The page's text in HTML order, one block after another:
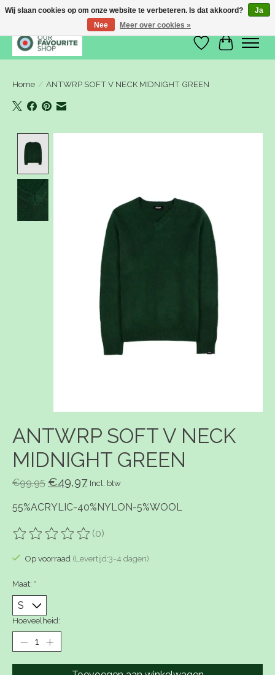
Verlanglijst
Home / ANTWRP SOFT V NECK MIDNIGHT GREEN
ANTWRP SOFT V NECK
MIDNIGHT GREEN
€99,95 €49,97 Incl. btw
55%ACRYLIC-40%NYLON-5%WOOL
De beoordeling van dit product is
(0)
Op voorraad (Levertijd:3-4 dagen)
Maat: *
Hoeveelheid:
Wij slaan cookies op om onze website te verbeteren. Is dat akkoord?
Ja
Nee
Meer over cookies »